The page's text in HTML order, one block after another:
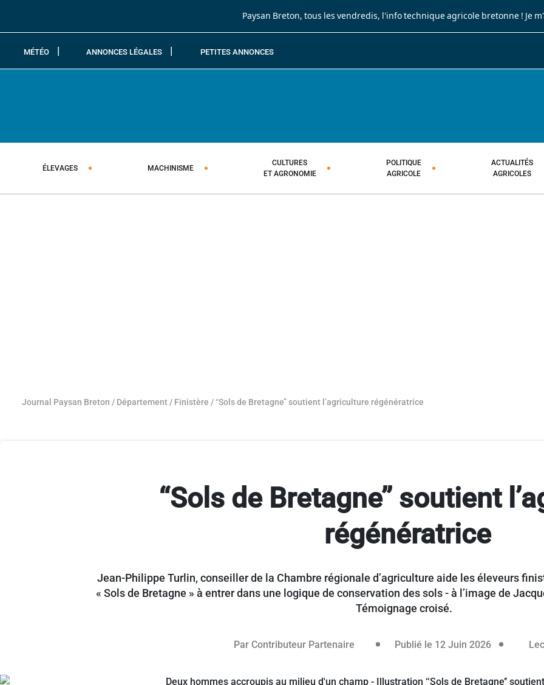
Paysan Breton, tous les vendredis, l'info technique agricole bretonne ! Je
MÉTÉO ANNONCES LÉGALES PETITES ANNONCES
ÉLEVAGES MACHINISME
CULTURES
ET AGRONOMIE
POLITIQUE
AGRICOLE
ACTUALITÉS
AGRICOLES
Journal Paysan Breton / Département / Finistère /‘‘Sols de Bretagne’’ soutient l’agriculture régénératrice
‘‘Sols de Bretagne’’ soutient
régénératrice
Jean-Philippe Turlin, conseiller de la Chambre régionale d’agriculture aide les éleveurs
« Sols de Bretagne » à entrer dans une logique de conservation des sols - à l’image de
Témoignage croisé.
Par Contributeur Partenaire Publié le 12 Juin 202611 juin 2026